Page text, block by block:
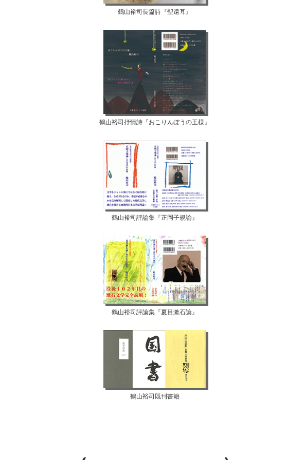
【07月10日...
鶴山裕司長篇詩『聖遠耳』
鶴山裕司抒情詩『おこりんぼうの王様』
鶴山裕司評論集『正岡子規論』
鶴山裕司評論集『夏目漱石論』
鶴山裕司既刊書籍